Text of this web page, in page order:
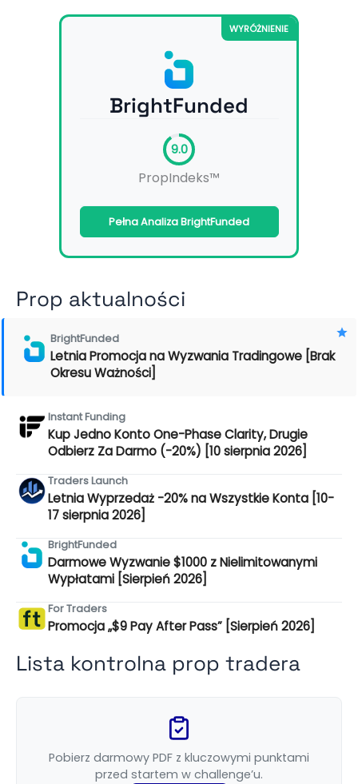
WYRÓŻNIENIE
BrightFunded
9.0
PropIndeks™
Pełna Analiza BrightFunded
Prop aktualności
BrightFunded
Letnia Promocja na Wyzwania Tradingowe [Brak
Okresu Ważności]
Instant Funding
Kup Jedno Konto One-Phase Clarity, Drugie
Odbierz Za Darmo (-20%) [10 sierpnia 2026]
Traders Launch
Letnia Wyprzedaż -20% na Wszystkie Konta [10-
17 sierpnia 2026]
BrightFunded
Darmowe Wyzwanie $1000 z Nielimitowanymi
Wypłatami [Sierpień 2026]
For Traders
Promocja „$9 Pay After Pass” [Sierpień 2026]
Lista kontrolna prop tradera
Pobierz darmowy PDF z kluczowymi punktami
przed startem w challenge’u.